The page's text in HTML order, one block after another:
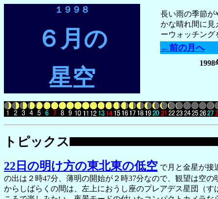
１９９８
６月の
星空
長い雨の季節が
かな晴れ間に見
ーウォッチング
←前の月へ
1998
トピックス
22日の明け方の東北東の低空 で月と金星が接
の出は２時47分、薄明の開始が２時37分なので、観望は空
からしばらくの間は、左上におうし座のプレアデス星団（